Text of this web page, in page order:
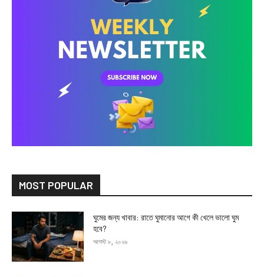
MOST POPULAR
ঘুমের জন্য খাবার: রাতে ঘুমানোর আগে কী খেলে ভালো ঘুম
হবে?
আগস্ট ৮, ২০২৬